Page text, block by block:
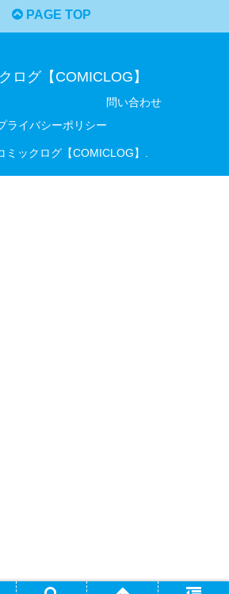
PAGE TOP
ログ【COMICLOG】
問い合わせ
ライバシーポリシー
ックログ【COMICLOG】.